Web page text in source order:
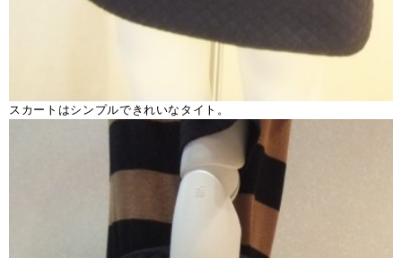
スカートはシンプルできれいなタイト。